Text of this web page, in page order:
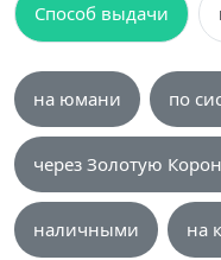
Способ выдачи
на юмани по
через Золотую
наличными на